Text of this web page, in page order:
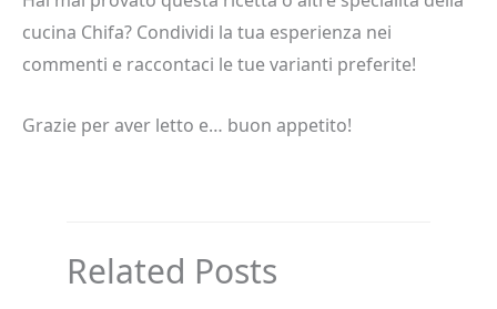
cucina Chifa? Condividi la tua esperienza nei
commenti e raccontaci le tue varianti preferite!
Grazie per aver letto e… buon appetito!
Related Posts